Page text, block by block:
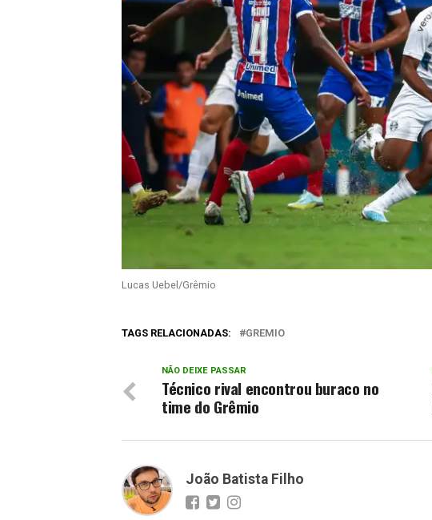
Lucas Uebel/Grêmio
TAGS RELACIONADAS: GREMIO
NÃO DEIXE PASSAR
Técnico rival encontrou buraco no
time do Grêmio
João Batista Filho